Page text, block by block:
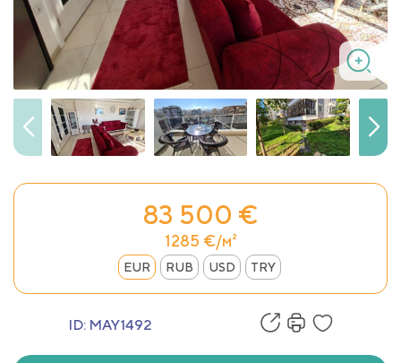
83 500 €
1285 €/м²
EUR RUB USD TRY
ID: MAY1492